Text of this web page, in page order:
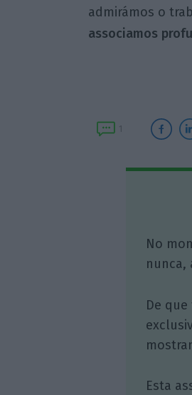
admirámos o
associamos
No
nunca,
De
Esta